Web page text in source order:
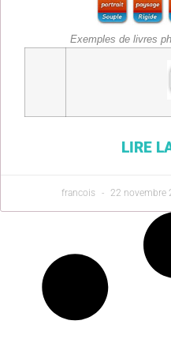
Exemples de livres
LIRE
francois 22 novembre